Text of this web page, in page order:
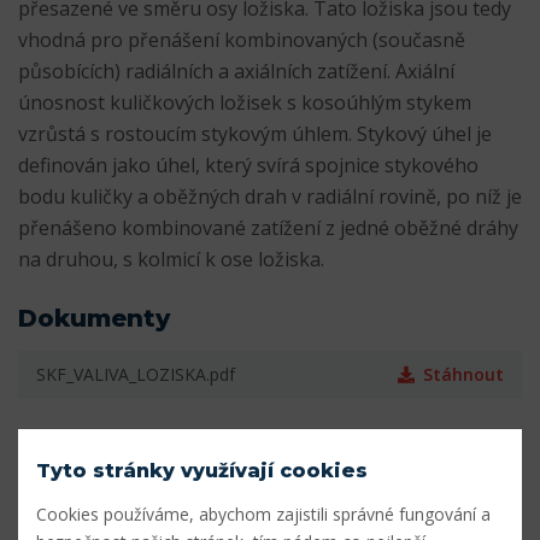
přesazené ve směru osy ložiska. Tato ložiska jsou tedy
vhodná pro přenášení kombinovaných (současně
působících) radiálních a axiálních zatížení. Axiální
únosnost kuličkových ložisek s kosoúhlým stykem
vzrůstá s rostoucím stykovým úhlem. Stykový úhel je
definován jako úhel, který svírá spojnice stykového
bodu kuličky a oběžných drah v radiální rovině, po níž je
přenášeno kombinované zatížení z jedné oběžné dráhy
na druhou, s kolmicí k ose ložiska.
Dokumenty
SKF_VALIVA_LOZISKA.pdf Stáhnout
Tyto stránky využívají cookies
Cookies používáme, abychom zajistili správné fungování a